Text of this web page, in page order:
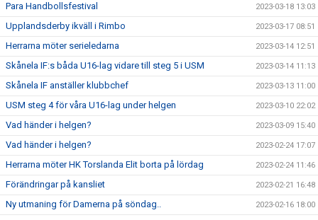
Para Handbollsfestival 2023-03-18 13:03
Upplandsderby ikväll i Rimbo 2023-03-17 08:51
Herrarna möter serieledarna 2023-03-14 12:51
Skånela IF:s båda U16-lag vidare till steg 5 i USM 2023-03-14 11:13
Skånela IF anställer klubbchef 2023-03-13 11:00
USM steg 4 för våra U16-lag under helgen 2023-03-10 22:02
Vad händer i helgen? 2023-03-09 15:40
Vad händer i helgen? 2023-02-24 17:07
Herrarna möter HK Torslanda Elit borta på lördag 2023-02-24 11:46
Förändringar på kansliet 2023-02-21 16:48
Ny utmaning för Damerna på söndag.. 2023-02-16 18:00